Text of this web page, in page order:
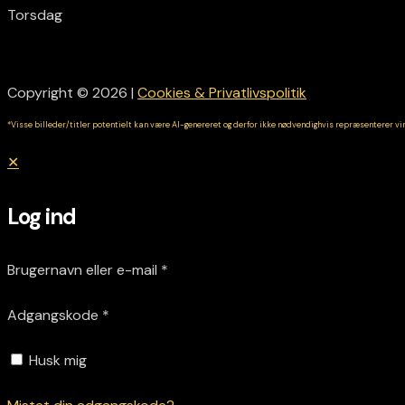
Torsdag
Copyright © 2026 | Cookies & Privatlivspolitik
*Visse billeder/titler potentielt kan være AI-genereret og derfor ikke nødvendighvis repræsenterer
✕
Log ind
Brugernavn eller e-mail *
Adgangskode *
Husk mig